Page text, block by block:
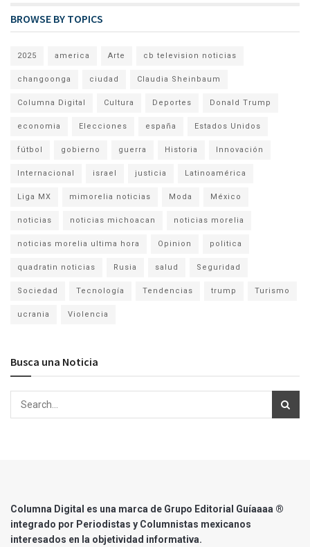
BROWSE BY TOPICS
2025 america Arte cb television noticias
changoonga ciudad Claudia Sheinbaum
Columna Digital Cultura Deportes Donald Trump
economia Elecciones españa Estados Unidos
fútbol gobierno guerra Historia Innovación
Internacional israel justicia Latinoamérica
Liga MX mimorelia noticias Moda México
noticias noticias michoacan noticias morelia
noticias morelia ultima hora Opinion politica
quadratin noticias Rusia salud Seguridad
Sociedad Tecnología Tendencias trump Turismo
ucrania Violencia
Busca una Noticia
Columna Digital es una marca de Grupo Editorial Guíaaaa ®
integrado por Periodistas y Columnistas mexicanos
interesados en la objetividad informativa.